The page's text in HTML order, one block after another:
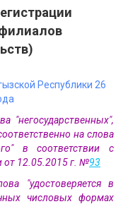
Республики 26
"негосударственных",
на слова
в соответствии с
от 12.05.2015 г. №93
"удостоверяется в
числовых формах